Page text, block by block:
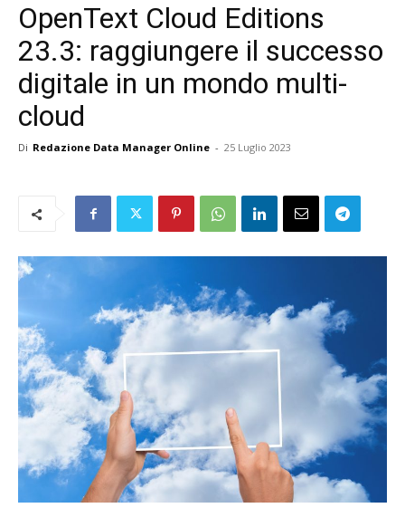
OpenText Cloud Editions
23.3: raggiungere il successo
digitale in un mondo multi-
cloud
Di Redazione Data Manager Online - 25 Luglio 2023